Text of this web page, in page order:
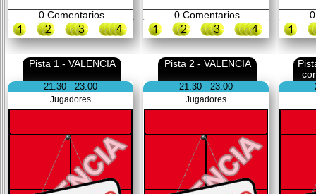
0Comentarios 0Comentarios 0
Pista 1 - VALENCIA
21:30 - 23:00
Jugadores
Pista 2 - VALENCIA
21:30 - 23:00
Jugadores